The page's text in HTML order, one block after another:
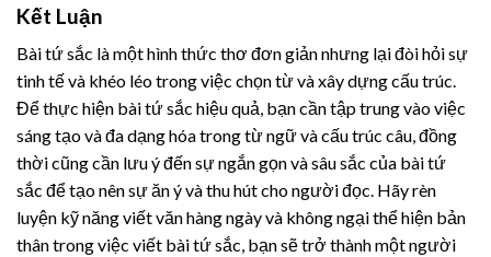
Kết Luận
Bài tứ sắc là một hình thức thơ đơn giản nhưng lại đòi hỏi sự
tinh tế và khéo léo trong việc chọn từ và xây dựng cấu trúc.
Để thực hiện bài tứ sắc hiệu quả, bạn cần tập trung vào việc
sáng tạo và đa dạng hóa trong từ ngữ và cấu trúc câu, đồng
thời cũng cần lưu ý đến sự ngắn gọn và sâu sắc của bài tứ
sắc để tạo nên sự ăn ý và thu hút cho người đọc. Hãy rèn
luyện kỹ năng viết văn hàng ngày và không ngại thể hiện bản
thân trong việc viết bài tứ sắc, bạn sẽ trở thành một người